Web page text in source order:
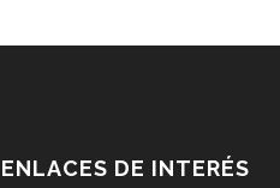
ENLACES DE INTERÉS